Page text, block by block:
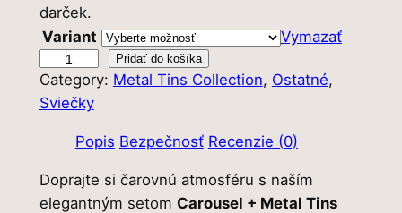
e
n
b
l
c
e
a
e
darček.
Variant
Vymazať
n
o
t
v
Pridať do košíka
Category: Metal Tins Collection, Ostatné
Sviečky
Popis Bezpečnosť Recenzie (0)
Doprajte si čarovnú atmosféru s naším
elegantným setom Carousel + Metal Tins